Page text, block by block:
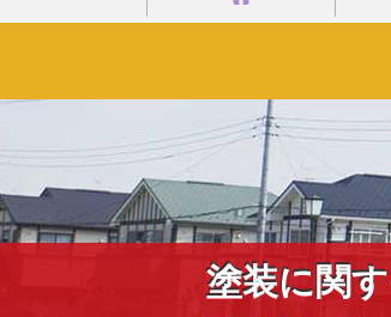
塗装に関